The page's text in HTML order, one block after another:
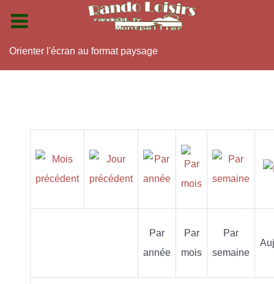
Orienter l'écran au format paysage
Par
année
Par
mois
Par
semaine